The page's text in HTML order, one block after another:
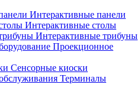
Интерактивные панели
Интерактивные столы
Интерактивные трибуны
Проекционное
Сенсорные киоски
Терминалы